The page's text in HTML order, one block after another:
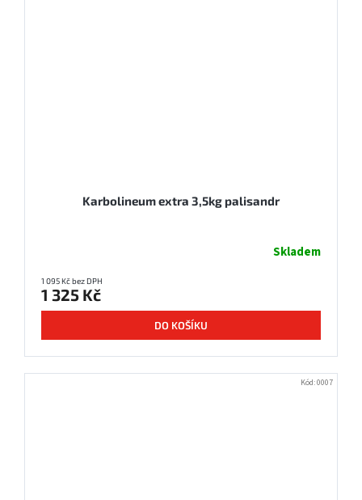
Karbolineum extra 3,5kg palisandr
Skladem
1 095 Kč bez DPH
1 325 Kč
DO KOŠÍKU
Kód:0007